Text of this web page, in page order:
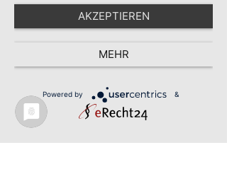
AKZEPTIEREN
MEHR
Powered by &